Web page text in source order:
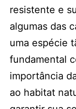
resistente e
algumas das
uma espécie
fundamental
importância
ao habitat